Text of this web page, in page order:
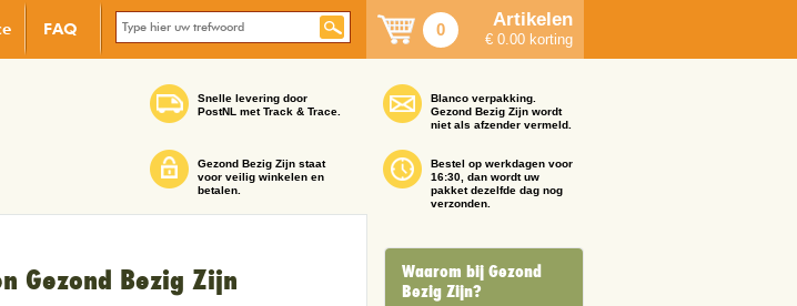
FAQ 0 Artikelen
€ 0.00 korting
Snelle levering door
PostNL met Track & Trace.
Gezond Bezig Zijn staat
voor veilig winkelen en
betalen.
Blanco verpakking.
Gezond Bezig Zijn wordt
niet als afzender vermeld.
Bestel op werkdagen voor
16:30, dan wordt uw
pakket dezelfde dag nog
verzonden.
Gezond Bezig Zijn
Waarom bij Gezond
Bezig Zijn?